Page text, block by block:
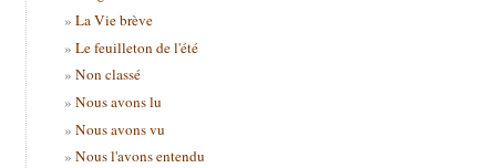
La Vie brève
Le feuilleton de l'été
Non classé
Nous avons lu
Nous avons vu
Nous l'avons entendu